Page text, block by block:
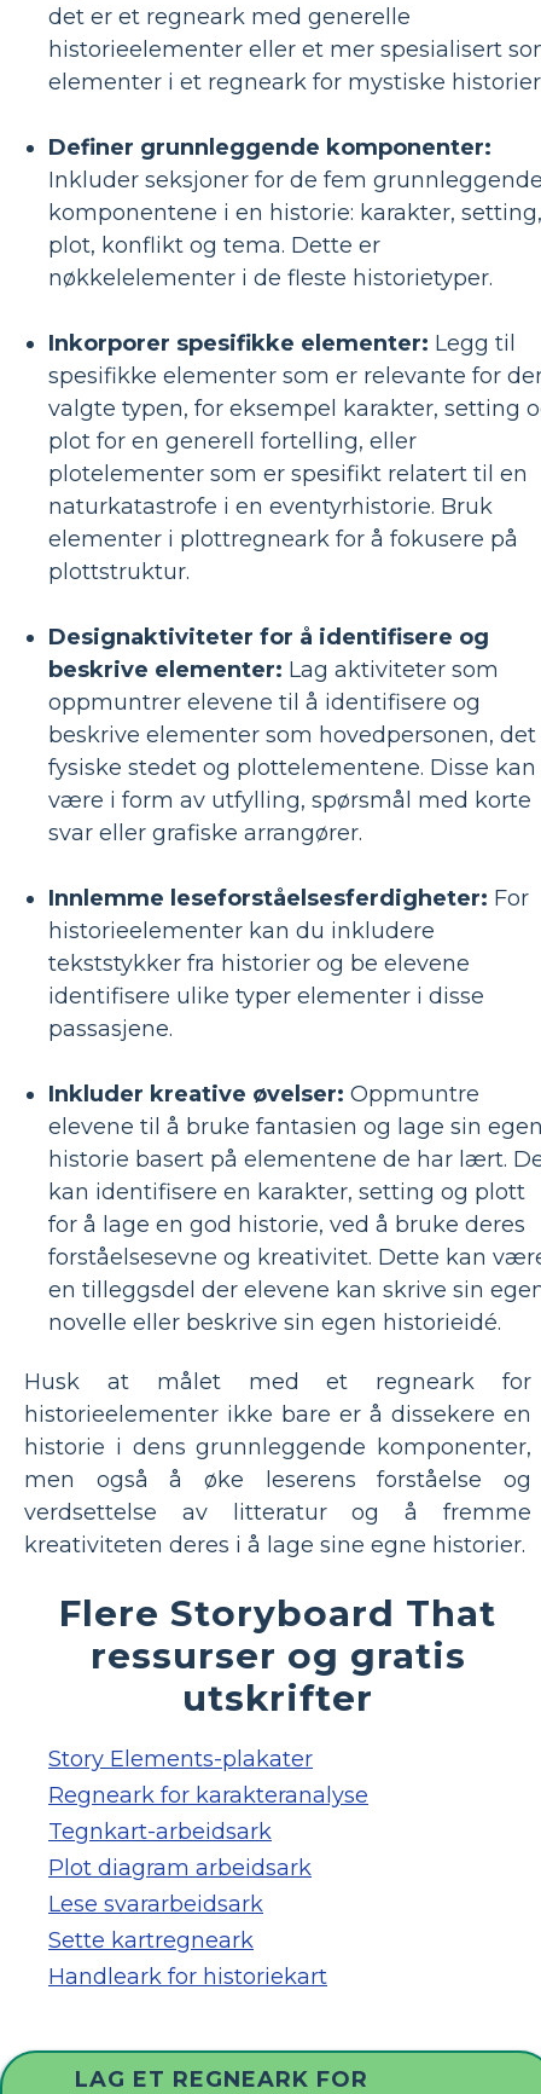
det er et regneark med generelle
historieelementer eller et mer spesialisert
elementer i et regneark for mystiske
Definer grunnleggende komponenter:
Inkluder seksjoner for de fem
komponentene i en historie: karakter, setting,
plot, konflikt og tema. Dette er
nøkkelelementer i de fleste historietyper.
Inkorporer spesifikke elementer: Legg til
spesifikke elementer som er relevante for
valgte typen, for eksempel karakter, setting
plot for en generell fortelling, eller
plotelementer som er spesifikt relatert til en
naturkatastrofe i en eventyrhistorie. Bruk
elementer i plottregneark for å fokusere på
plottstruktur.
Designaktiviteter for å identifisere og
beskrive elementer: Lag aktiviteter som
oppmuntrer elevene til å identifisere og
beskrive elementer som hovedpersonen, det
fysiske stedet og plottelementene. Disse kan
være i form av utfylling, spørsmål med korte
svar eller grafiske arrangører.
Innlemme leseforståelsesferdigheter: For
historieelementer kan du inkludere
tekststykker fra historier og be elevene
identifisere ulike typer elementer i disse
passasjene.
Inkluder kreative øvelser: Oppmuntre
elevene til å bruke fantasien og lage sin
historie basert på elementene de har lært.
kan identifisere en karakter, setting og plott
for å lage en god historie, ved å bruke deres
forståelsesevne og kreativitet. Dette kan
en tilleggsdel der elevene kan skrive sin
novelle eller beskrive sin egen historieidé.
Husk at målet med et regneark for
historieelementer ikke bare er å dissekere en
historie i dens grunnleggende komponenter,
men også å øke leserens forståelse og
verdsettelse av litteratur og å fremme
kreativiteten deres i å lage sine egne historier.
Flere Storyboard That
ressurser og gratis
utskrifter
Story Elements-plakater
Regneark for karakteranalyse
Tegnkart-arbeidsark
Plot diagram arbeidsark
Lese svararbeidsark
Sette kartregneark
Handleark for historiekart
LAG ET REGNEARK FOR